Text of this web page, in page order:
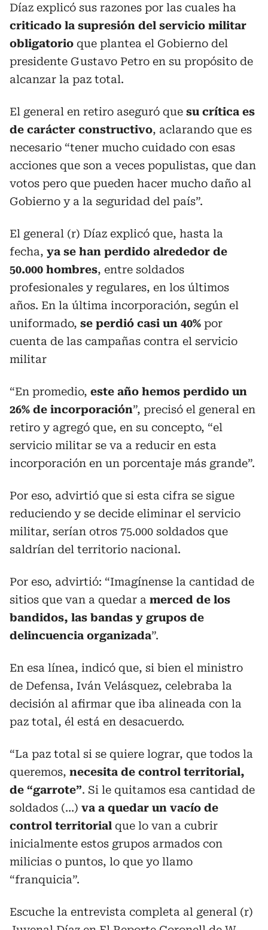
Díaz explicó sus razones por las cuales ha
criticado la supresión del servicio militar
obligatorio que plantea el Gobierno del
presidente Gustavo Petro en su propósito de
alcanzar la paz total.
El general en retiro aseguró que su crítica es
de carácter constructivo, aclarando que es
necesario “tener mucho cuidado con esas
acciones que son a veces populistas, que dan
votos pero que pueden hacer mucho daño al
Gobierno y a la seguridad del país”.
El general (r) Díaz explicó que, hasta la
fecha, ya se han perdido alrededor de
50.000 hombres, entre soldados
profesionales y regulares, en los últimos
años. En la última incorporación, según el
uniformado, se perdió casi un 40% por
cuenta de las campañas contra el servicio
militar
“En promedio, este año hemos perdido un
26% de incorporación”, precisó el general en
retiro y agregó que, en su concepto, “el
servicio militar se va a reducir en esta
incorporación en un porcentaje más grande”.
Por eso, advirtió que si esta cifra se sigue
reduciendo y se decide eliminar el servicio
militar, serían otros 75.000 soldados que
saldrían del territorio nacional.
Por eso, advirtió: “Imagínense la cantidad de
sitios que van a quedar a merced de los
bandidos, las bandas y grupos de
delincuencia organizada”.
En esa línea, indicó que, si bien el ministro
de Defensa, Iván Velásquez, celebraba la
decisión al afirmar que iba alineada con la
paz total, él está en desacuerdo.
“La paz total si se quiere lograr, que todos la
queremos, necesita de control territorial,
de “garrote”. Si le quitamos esa cantidad de
soldados (…) va a quedar un vacío de
control territorial que lo van a cubrir
inicialmente estos grupos armados con
milicias o puntos, lo que yo llamo
“franquicia”.
Escuche la entrevista completa al general (r)